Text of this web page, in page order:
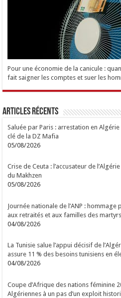
Pour une économie de la canicule :
fait saigner les comptes et suer les
Articles Récents
Saluée par Paris : arrestation en Algérie
clé de la DZ Mafia
05/08/2026
Crise de Ceuta : l’accusateur de
du Makhzen
05/08/2026
Journée nationale de l’ANP : hommage
aux retraités et aux familles des martyrs
04/08/2026
La Tunisie salue l’appui décisif de
assure 11 % des besoins tunisiens en
04/08/2026
Coupe d’Afrique des nations féminine
Algériennes à un pas d’un exploit